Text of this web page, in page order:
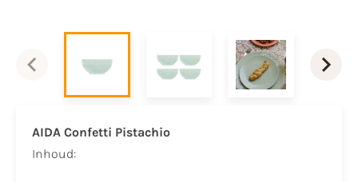
AIDA Confetti Pistachio
​Inhoud:​